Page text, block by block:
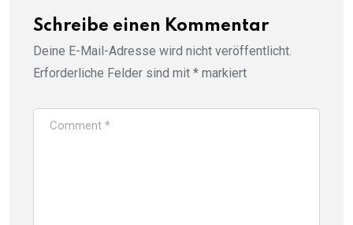
Schreibe einen Kommentar
Deine E-Mail-Adresse wird nicht veröffentlicht.
Erforderliche Felder sind mit * markiert